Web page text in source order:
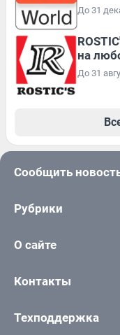
До 31
на
До 31
Сообщить
Рубрики
О сайте
Контакты
Техподдержка